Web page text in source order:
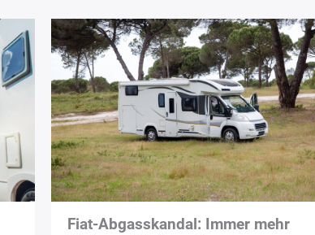
Fiat-Abgasskandal: Immer mehr